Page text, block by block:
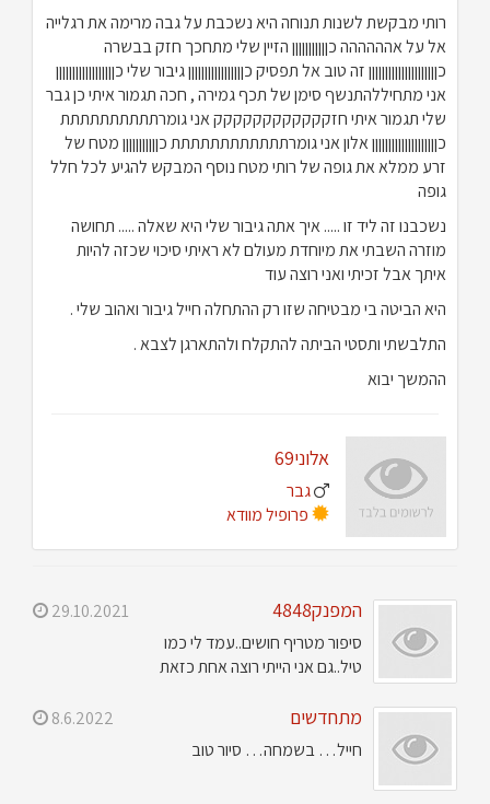
רותי מבקשת לשנות תנוחה היא נשכבת על גבה מרימה את רגלייה
אל על אהההההה כןןןןןןןןןןן הזיין שלי מתחכך חזק בבשרה
כןןןןןןןןןןןןןןןןןןןןן זה טוב אל תפסיק כןןןןןןןןןןןןןןןןן גיבור שלי כןןןןןןןןןןןןןןןןןן
אני מתחיללהתנשף סימן של תכף גמירה , חכה תגמור איתי כן גבר
שלי תגמור איתי חזקקקקקקקקקקקק אני גומרתתתתתתתתתת
כןןןןןןןןןןןןןןןןןןןן אלון אני גומרתתתתתתתתתתתת כןןןןןןןןןןן מטח של
זרע ממלא את גופה של רותי מטח נוסף המבקש להגיע לכל חלל
גופה
נשכבנו זה ליד זו ..... איך אתה גיבור שלי היא שאלה ..... תחושה
מוזרה השבתי את מיוחדת מעולם לא ראיתי סיכוי שכזה להיות
איתך אבל זכיתי ואני רוצה עוד
היא הביטה בי מבטיחה שזו רק ההתחלה חייל גיבור ואהוב שלי .
התלבשתי ותסטי הביתה להתקלח ולהתארגן לצבא .
ההמשך יבוא
אלוני69
גבר
פרופיל מוודא
29.10.2021 המפנק4848
סיפור מטריף חושים..עמד לי כמו
טיל..גם אני הייתי רוצה אחת כזאת
8.6.2022 מתחדשים
חייל… בשמחה… סיור טוב